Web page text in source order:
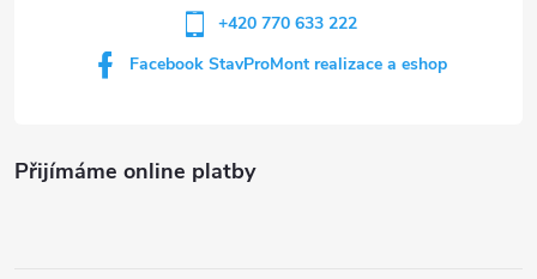
Přijímáme online platby
+420 770 633 222
Facebook StavProMont realizace a eshop